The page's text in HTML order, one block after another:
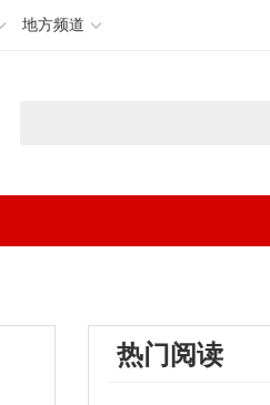
地方频道
热门阅读